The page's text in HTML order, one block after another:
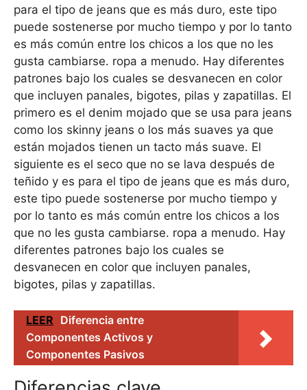
para el tipo de jeans que es más duro, este tipo
puede sostenerse por mucho tiempo y por lo tanto
es más común entre los chicos a los que no les
gusta cambiarse. ropa a menudo. Hay diferentes
patrones bajo los cuales se desvanecen en color
que incluyen panales, bigotes, pilas y zapatillas. El
primero es el denim mojado que se usa para jeans
como los skinny jeans o los más suaves ya que
están mojados tienen un tacto más suave. El
siguiente es el seco que no se lava después de
teñido y es para el tipo de jeans que es más duro,
este tipo puede sostenerse por mucho tiempo y
por lo tanto es más común entre los chicos a los
que no les gusta cambiarse. ropa a menudo. Hay
diferentes patrones bajo los cuales se
desvanecen en color que incluyen panales,
bigotes, pilas y zapatillas.
LEER Diferencia entre
Componentes Activos y
Componentes Pasivos